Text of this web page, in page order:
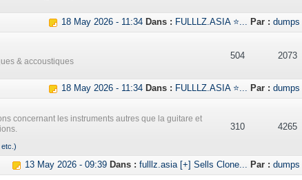
18 May 2026 - 11:34 Dans : FULLLZ.ASIA ⭐... Par : dumps
& accoustiques
504 2073
18 May 2026 - 11:34 Dans : FULLLZ.ASIA ⭐... Par : dumps
concernant les instruments autres que la guitare et
etc.)
310 4265
13 May 2026 - 09:39 Dans : fulllz.asia [+] Sells Clone... Par : dumps